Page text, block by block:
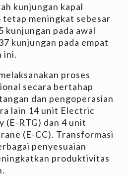
kunjungan kapal
tetap meningkat sebesar
kunjungan pada awal
kunjungan pada empat
ini.
proses
secara bertahap
dan pengoperasian
lain 14 unit Electric
(E-RTG) dan 4 unit
(E-CC). Transformasi
penyesuaian
produktivitas